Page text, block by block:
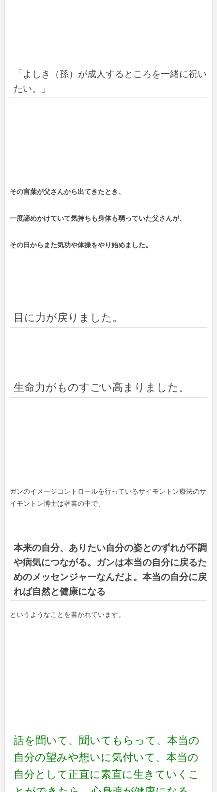
「よしき（孫）が成人するところを一緒に祝い
たい。」
その言葉が父さんから出てきたとき、
一度諦めかけていて気持ちも身体も弱っていた父さんが、
その日からまた気功や体操をやり始めました。
目に力が戻りました。
生命力がものすごい高まりました。
ガンのイメージコントロールを行っているサイモントン療法のサ
イモントン博士は著書の中で、
本来の自分、ありたい自分の姿とのずれが不調
や病気につながる。ガンは本当の自分に戻るた
めのメッセンジャーなんだよ。本当の自分に戻
れば自然と健康になる
というようなことを書かれています。
話を聞いて、聞いてもらって、本当の
自分の望みや想いに気付いて、本当の
自分として正直に素直に生きていくこ